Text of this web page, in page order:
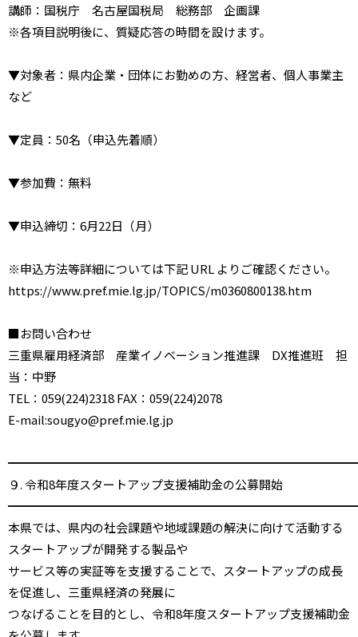
講師：国税庁 名古屋国税局 総務部 企画課
※各項目説明後に、質疑応答の時間を設けます。
▼対象者：県内企業・団体にお勤めの方、経営者、個人事業主
など
▼定員：50名（申込先着順）
▼参加費：無料
▼申込締切：6月22日（月）
※申込方法等詳細については下記 URL よりご確認ください。
https://www.pref.mie.lg.jp/TOPICS/m0360800138.htm
■お問い合わせ
三重県雇用経済部 産業イノベーション推進課 DX推進班 担
当：中野
TEL：059(224)2318 FAX：059(224)2078
E-mail:sougyo@pref.mie.lg.jp
９. 令和8年度スタートアップ支援補助金の公募開始
本県では、県内の社会課題や地域課題の解決に向けて活動する
スタートアップが開発する製品や
サービス等の実証等を支援することで、スタートアップの成長
を促進し、三重県経済の発展に
つなげることを目的とし、令和8年度スタートアップ支援補助金